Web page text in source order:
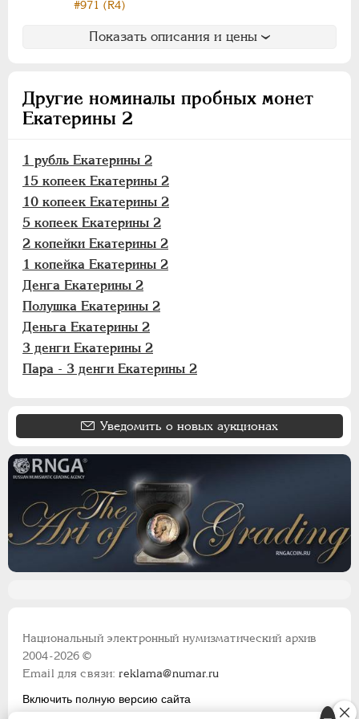
#971 (R4)
Показать описания и цены
Другие номиналы пробных монет
Екатерины 2
1 рубль Екатерины 2
15 копеек Екатерины 2
10 копеек Екатерины 2
5 копеек Екатерины 2
2 копейки Екатерины 2
1 копейка Екатерины 2
Денга Екатерины 2
Полушка Екатерины 2
Деньга Екатерины 2
3 денги Екатерины 2
Пара - 3 денги Екатерины 2
Уведомить о новых аукционах
Для Молдовы
Таврические
Монетовидные
ПАВЕЛ I 1796-1801
АЛЕКСАНДР I 1801-1825
НИКОЛАЙ I 1826-1855
АЛЕКСАНДР II 1855-1881
АЛЕКСАНДР III 1881-1894
НИКОЛАЙ II 1894-1917
ВРЕМЕННОЕ ПРАВ. 1917-1918
ИНОСТРАННЫЕ 1768-1918
Национальный электронный нумизматический архив
2004-2026 ©
Email для связи:reklama@numar.ru
Включить полную версию сайта